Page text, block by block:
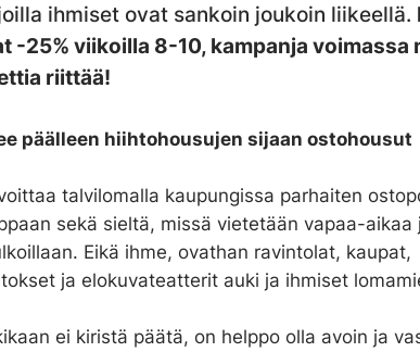
ihmiset ovat sankoin joukoin liikeellä.
-25% viikoilla 8-10, kampanja voimassa
riittää!
päälleen hiihtohousujen sijaan ostohousut
talvilomalla kaupungissa parhaiten
sekä sieltä, missä vietetään vapaa-aikaa
Eikä ihme, ovathan ravintolat,
ja elokuvateatterit auki ja ihmiset
ei kiristä päätä, on helppo olla avoin ja